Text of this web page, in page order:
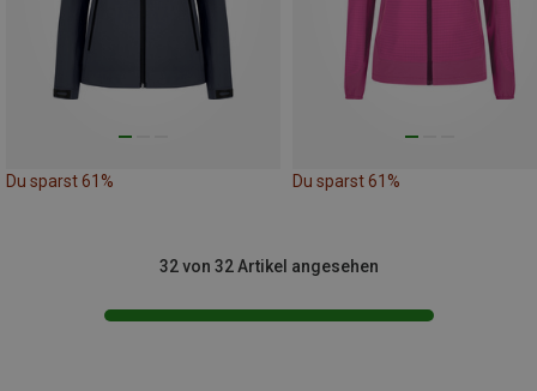
Du sparst 61% Du sparst 61%
32 von 32 Artikel angesehen